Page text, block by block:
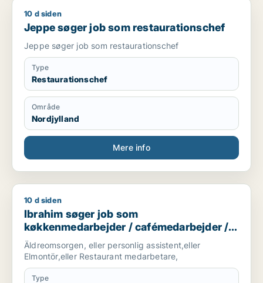
Jeppe søger job som restaurationschef
10 d siden
Jeppe søger job som restaurationschef
Jeppe søger job som restaurationschef
Type
Restaurationschef
Område
Nordjylland
Mere info
Ibrahim søger job som køkkenmedarbejder /
10 d siden
Ibrahim søger job som
køkkenmedarbejder / cafémedarbejder /
hotelmedarbejder
Äldreomsorgen, eller personlig assistent,eller
Elmontör,eller Restaurant medarbetare,
Type